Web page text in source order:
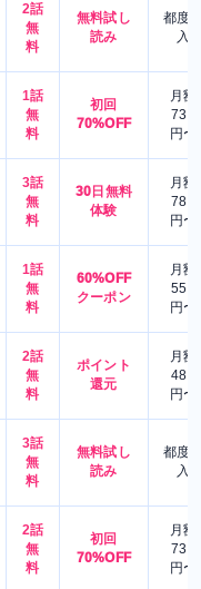
2話
無
料
無料試し
読み
都度
入
1話
無
料
初回
70%OFF
月額
730
円〜
3話
無
料
30日無料
体験
月額
780
円〜
1話
無
料
60%OFF
クーポン
月額
550
円〜
2話
無
料
ポイント
還元
月額
480
円〜
3話
無
料
無料試し
読み
都度
入
2話
無
料
初回
70%OFF
月額
730
円〜